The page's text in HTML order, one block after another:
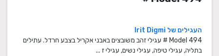
העגילים של Irit Digmi
Model 494 # עגילי זהב משובצים באבני אקריל בצבע חרדל. עתילים
בתליה, עגילי טיפה, עגילי נשים, עגילי ז ...